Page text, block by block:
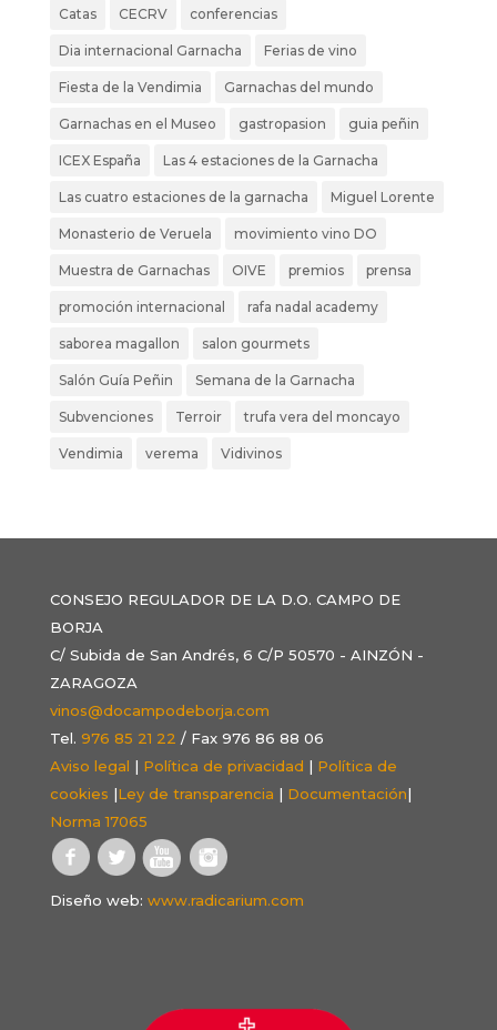
Catas CECRV conferencias
Dia internacional Garnacha Ferias de vino
Fiesta de la Vendimia Garnachas del mundo
Garnachas en el Museo gastropasion guia peñin
ICEX España Las 4 estaciones de la Garnacha
Las cuatro estaciones de la garnacha Miguel Lorente
Monasterio de Veruela movimiento vino DO
Muestra de Garnachas OIVE premios prensa
promoción internacional rafa nadal academy
saborea magallon salon gourmets
Salón Guía Peñin Semana de la Garnacha
Subvenciones Terroir trufa vera del moncayo
Vendimia verema Vidivinos
CONSEJO REGULADOR DE LA D.O. CAMPO DE
BORJA
C/ Subida de San Andrés, 6 C/P 50570 - AINZÓN -
ZARAGOZA
vinos@docampodeborja.com
Tel. 976 85 21 22 / Fax 976 86 88 06
Aviso legal | Política de privacidad | Política de
cookies |Ley de transparencia | Documentación|
Norma 17065
Diseño web: www.radicarium.com